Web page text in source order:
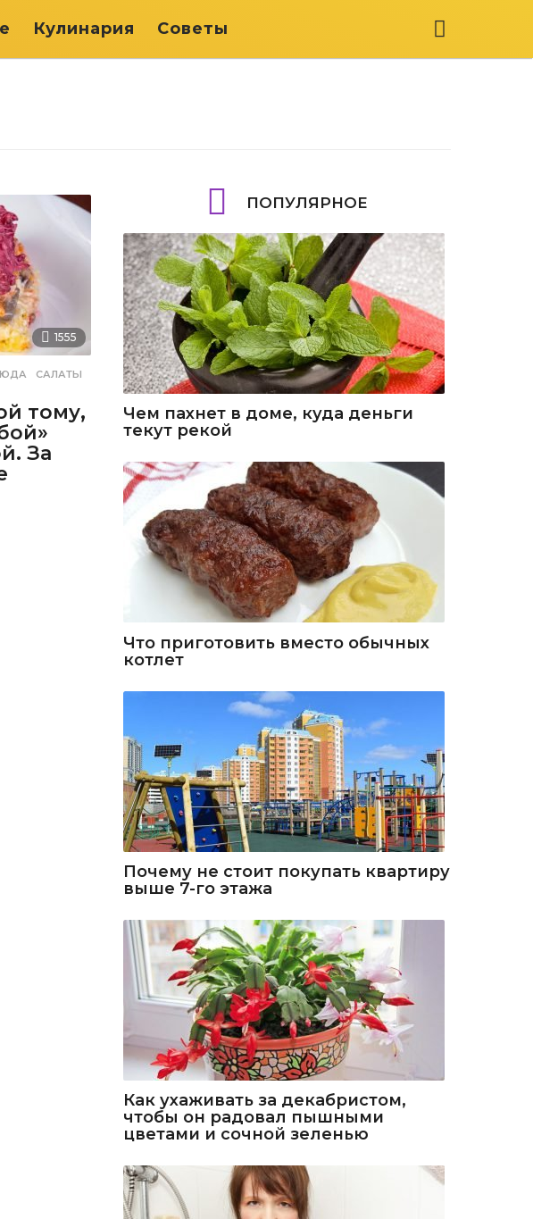
Кулинария Советы
1555
,САЛАТЫ
тому,
За
ПОПУЛЯРНОЕ
Чем пахнет в доме, куда деньги
текут рекой
Что приготовить вместо обычных
котлет
Почему не стоит покупать квартиру
выше 7-го этажа
Как ухаживать за декабристом,
чтобы он радовал пышными
цветами и сочной зеленью